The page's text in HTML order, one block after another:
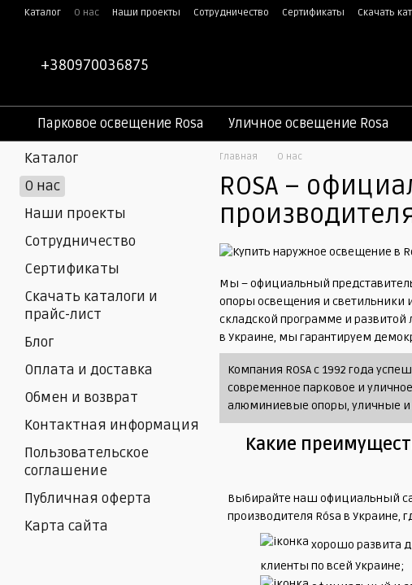
Перейти к основному контенту
Каталог О нас Наши проекты Сотрудничество Сертификаты Скачать
+380970036875
Парковое освещение Rosa Уличное освещение Rosa
Главная О нас
ROSA –
Мы – официальный
опоры освещения и светильники
складской программе и
в Украине, мы гарантируем
Компания ROSA с 1992 года
современное парковое и
алюминиевые опоры, уличные и
Какие
Выбирайте наш официальный
производителя Rósa в Украине,
хорошо развита
клиенты по всей Украине;
Каталог
О нас
Наши проекты
Сотрудничество
Сертификаты
Скачать каталоги и
прайс-лист
Блог
Оплата и доставка
Обмен и возврат
Контактная информация
Пользовательское
соглашение
Публичная оферта
Карта сайта